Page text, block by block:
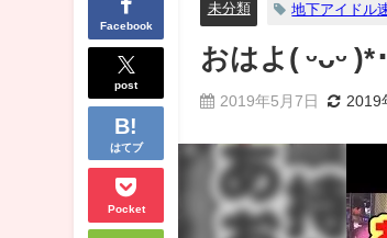
Facebook
post
はてブ
Pocket
未分類 地下アイドル
おはよ( ᵕᴗᵕ
2019年5月7日 2019